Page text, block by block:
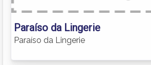
Paraíso da Lingerie
Paraíso da Lingerie